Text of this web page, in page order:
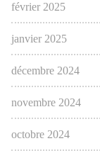
février 2025
janvier 2025
décembre 2024
novembre 2024
octobre 2024